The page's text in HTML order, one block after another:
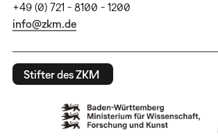
+49 (0) 721 - 8100 - 1200
info@zkm.de
Stifter des ZKM